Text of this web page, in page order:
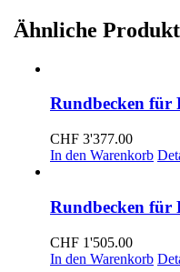
Ähnliche
Rundbecken für
CHF 3'377.00
In den Warenkorb
Rundbecken für
CHF 1'505.00
In den Warenkorb